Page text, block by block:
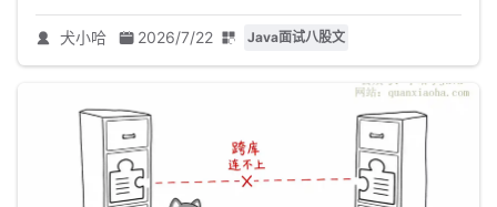
犬小哈 2026/7/22 Java面试八股文